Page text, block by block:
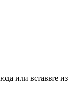
или вставьте из